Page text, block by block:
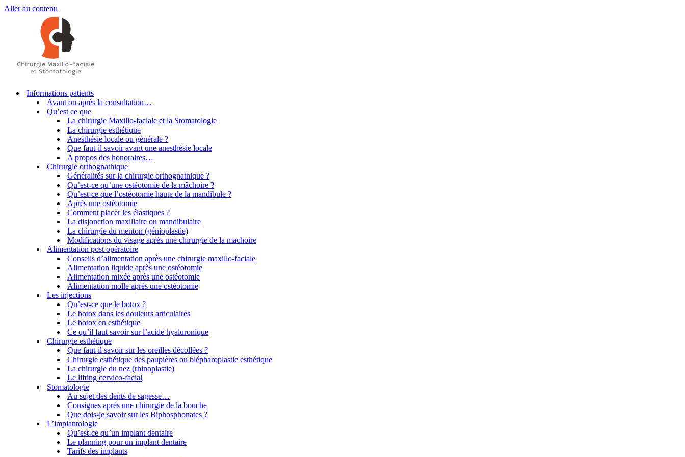
Aller au contenu
Informations patients
Avant ou après la consultation…
Qu’est ce que
La chirurgie Maxillo-faciale et la Stomatologie
La chirurgie esthétique
Anesthésie locale ou générale ?
Que faut-il savoir avant une anesthésie locale
A propos des honoraires…
Chirurgie orthognathique
Généralités sur la chirurgie orthognathique ?
Qu’est-ce qu’une ostéotomie de la mâchoire ?
Qu’est-ce que l’ostéotomie haute de la mandibule ?
Après une ostéotomie
Comment placer les élastiques ?
La disjonction maxillaire ou mandibulaire
La chirurgie du menton (génioplastie)
Modifications du visage après une chirurgie de la machoire
Alimentation post opératoire
Conseils d’alimentation après une chirurgie maxillo-faciale
Alimentation liquide après une ostéotomie
Alimentation mixée après une ostéotomie
Alimentation molle après une ostéotomie
Les injections
Qu’est-ce que le botox ?
Le botox dans les douleurs articulaires
Le botox en esthétique
Ce qu’il faut savoir sur l’acide hyaluronique
Chirurgie esthétique
Que faut-il savoir sur les oreilles décollées ?
Chirurgie esthétique des paupières ou blépharoplastie esthétique
La chirurgie du nez (rhinoplastie)
Le lifting cervico-facial
Stomatologie
Au sujet des dents de sagesse…
Consignes après une chirurgie de la bouche
Que dois-je savoir sur les Biphosphonates ?
L’implantologie
Qu’est-ce qu’un implant dentaire
Le planning pour un implant dentaire
Tarifs des implants